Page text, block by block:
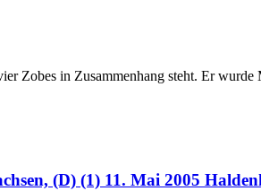
in Zusammenhang steht. Er wurde
(D) (1) 11. Mai 2005